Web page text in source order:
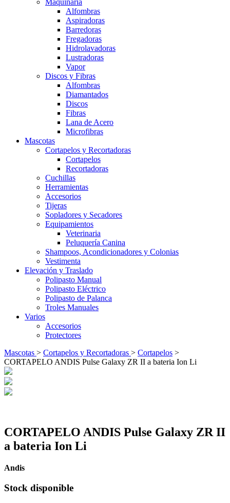
Maquinaria
Alfombras
Aspiradoras
Barredoras
Fregadoras
Hidrolavadoras
Lustradoras
Vapor
Discos y Fibras
Alfombras
Diamantados
Discos
Fibras
Lana de Acero
Microfibras
Mascotas
Cortapelos y Recortadoras
Cortapelos
Recortadoras
Cuchillas
Herramientas
Accesorios
Tijeras
Sopladores y Secadores
Equipamientos
Veterinaria
Peluquería Canina
Shampoos, Acondicionadores y Colonias
Vestimenta
Elevación y Traslado
Polipasto Manual
Polipasto Eléctrico
Polipasto de Palanca
Troles Manuales
Varios
Accesorios
Protectores
Mascotas > Cortapelos y Recortadoras > Cortapelos >
CORTAPELO ANDIS Pulse Galaxy ZR II a bateria Ion Li
CORTAPELO ANDIS Pulse Galaxy ZR II
a bateria Ion Li
Andis
Stock disponible